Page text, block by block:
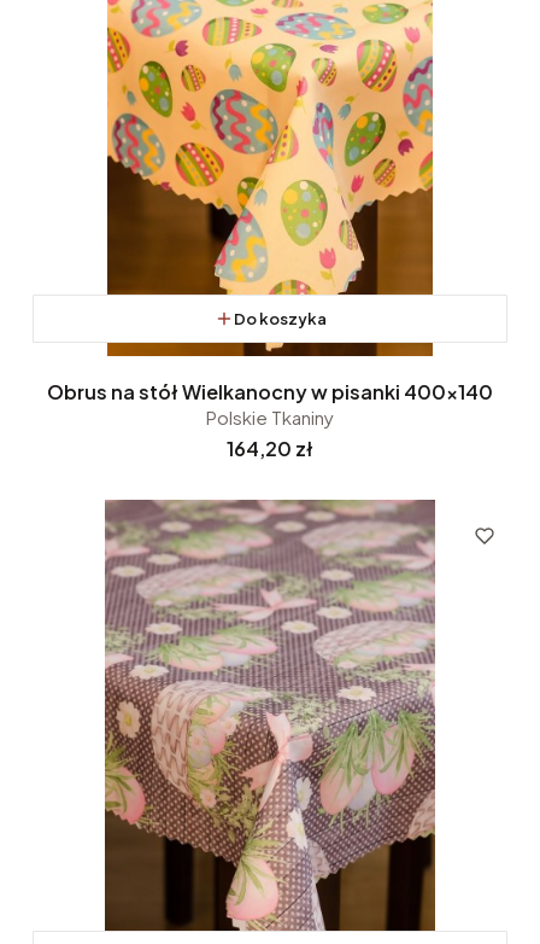
Do koszyka
Obrus na stół Wielkanocny w pisanki 400x140
Polskie Tkaniny
Cena
164,20 zł